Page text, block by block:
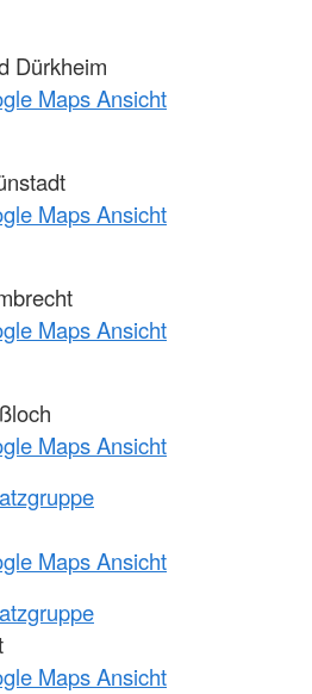
Dürkheim
Maps Ansicht
Maps Ansicht
Maps Ansicht
Maps Ansicht
Maps Ansicht
Maps Ansicht